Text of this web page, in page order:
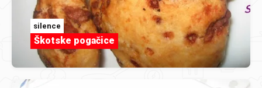
silence
Škotske pogačice